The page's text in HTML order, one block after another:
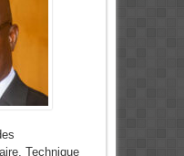
Technique